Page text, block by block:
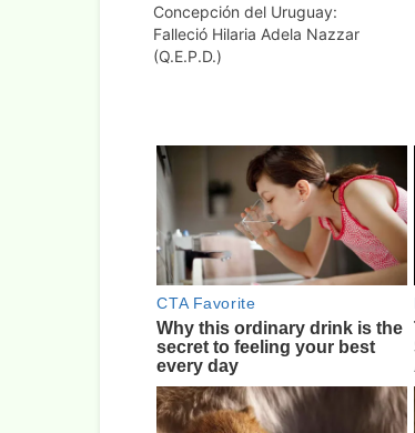
Concepción del Uruguay:
Falleció Hilaria Adela Nazzar
(Q.E.P.D.)